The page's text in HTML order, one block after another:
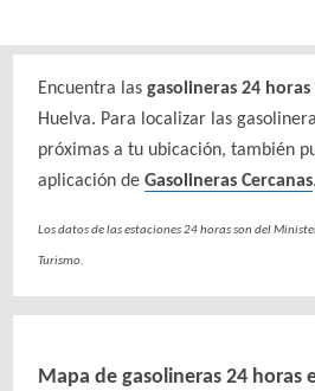
Encuentra lasgasolineras 24
Huelva. Para localizar las
próximas a tu ubicación, también
aplicación deGasolineras Cercanas.
Los datos de las estaciones 24 horas son del
Turismo.
Mapa de gasolineras 24 horas